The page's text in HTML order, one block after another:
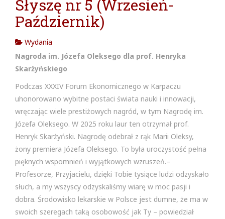
Słyszę nr 5 (Wrzesień-
Październik)
Wydania
Nagroda im. Józefa Oleksego dla prof. Henryka
Skarżyńskiego
Podczas XXXIV Forum Ekonomicznego w Karpaczu
uhonorowano wybitne postaci świata nauki i innowacji,
wręczając wiele prestiżowych nagród, w tym Nagrodę im.
Józefa Oleksego. W 2025 roku laur ten otrzymał prof.
Henryk Skarżyński. Nagrodę odebrał z rąk Marii Oleksy,
żony premiera Józefa Oleksego. To była uroczystość pełna
pięknych wspomnień i wyjątkowych wzruszeń.–
Profesorze, Przyjacielu, dzięki Tobie tysiące ludzi odzyskało
słuch, a my wszyscy odzyskaliśmy wiarę w moc pasji i
dobra. Środowisko lekarskie w Polsce jest dumne, że ma w
swoich szeregach taką osobowość jak Ty – powiedział